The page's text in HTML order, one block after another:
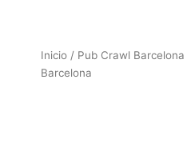
Inicio / Pub Crawl Barcelona
Barcelona